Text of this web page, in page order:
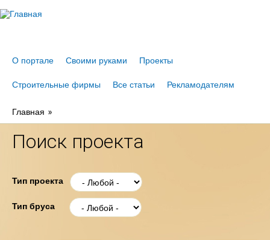
О портале Своими руками Проекты
Строительные фирмы Все статьи Рекламодателям
Главная
Поиск проекта
Тип проекта
Тип бруса